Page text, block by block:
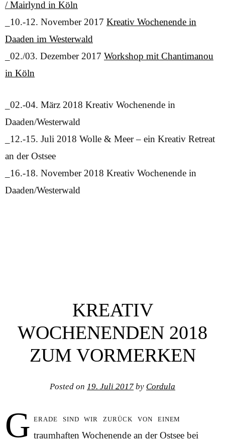
/ Mairlynd in Köln
_10.-12. November 2017 Kreativ Wochenende in
Daaden im Westerwald
_02./03. Dezember 2017 Workshop mit Chantimanou
in Köln
_02.-04. März 2018 Kreativ Wochenende in
Daaden/Westerwald
_12.-15. Juli 2018 Wolle & Meer – ein Kreativ Retreat
an der Ostsee
_16.-18. November 2018 Kreativ Wochenende in
Daaden/Westerwald
KREATIV
WOCHENENDEN 2018
ZUM VORMERKEN
Posted on 19. Juli 2017 by Cordula
G erade sind wir zurück von einem
traumhaften Wochenende an der Ostsee bei